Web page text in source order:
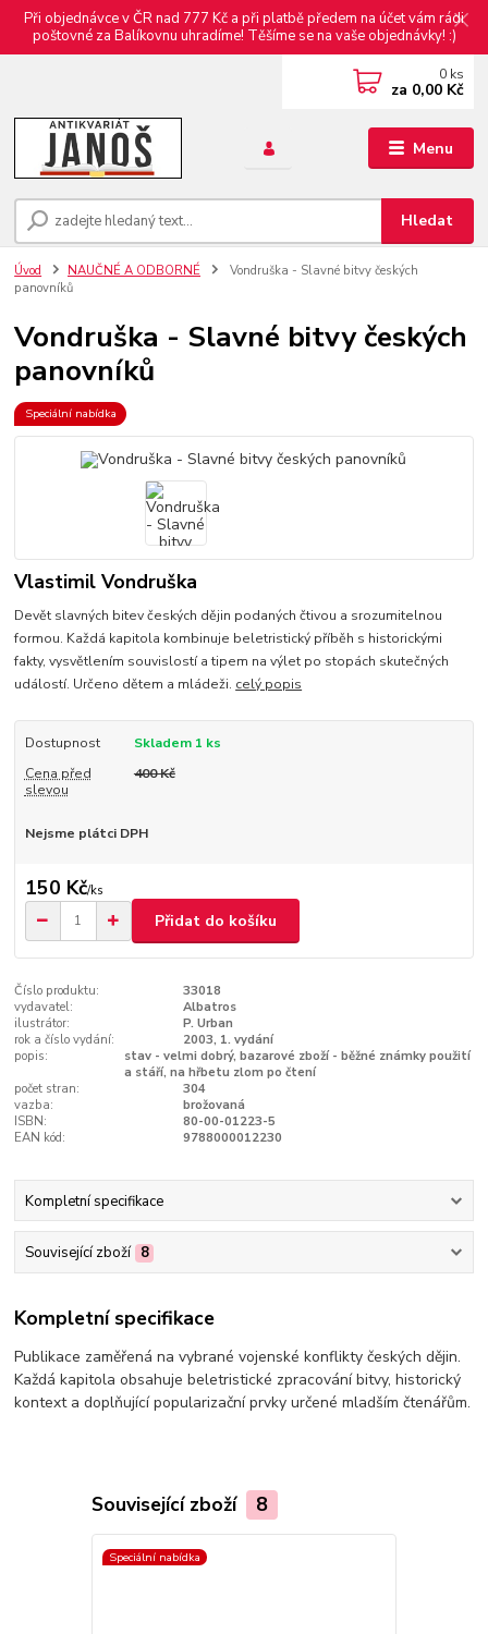
Při objednávce v ČR nad 777 Kč a při platbě předem na účet vám rádi
poštovné za Balíkovnu uhradíme! Těšíme se na vaše objednávky! :)
Menu
Hledat
0 ks
za 0,00 Kč
Úvod NAUČNÉ A ODBORNÉ
Vondruška - Slavné bitvy českých
panovníků
Vondruška - Slavné bitvy českých
panovníků
Speciální nabídka
Vlastimil Vondruška
Devět slavných bitev českých dějin podaných čtivou a srozumitelnou
formou. Každá kapitola kombinuje beletristický příběh s historickými
fakty, vysvětlením souvislostí a tipem na výlet po stopách skutečných
událostí. Určeno dětem a mládeži. celý popis
Dostupnost
Skladem 1 ks
Cena před
slevou
400 Kč
Nejsme plátci DPH
150 Kč/ks
Přidat do košíku
Číslo produktu:
33018
vydavatel:
Albatros
ilustrátor:
P. Urban
rok a číslo vydání:
2003, 1. vydání
popis:
stav - velmi dobrý, bazarové zboží - běžné známky použití
a stáří, na hřbetu zlom po čtení
počet stran:
304
vazba:
brožovaná
ISBN:
80-00-01223-5
EAN kód:
9788000012230
Kompletní specifikace
Související zboží 8
Kompletní specifikace
Publikace zaměřená na vybrané vojenské konflikty českých dějin.
Každá kapitola obsahuje beletristické zpracování bitvy, historický
kontext a doplňující popularizační prvky určené mladším čtenářům.
Související zboží 8
Speciální nabídka